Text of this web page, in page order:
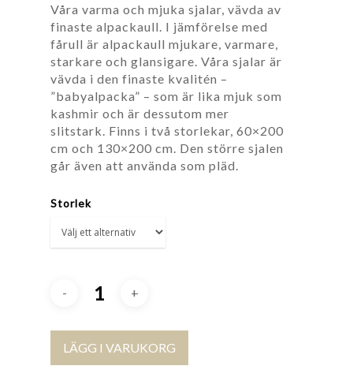
Våra varma och mjuka sjalar, vävda av
finaste alpackaull. I jämförelse med
fårull är alpackaull mjukare, varmare,
starkare och glansigare. Våra sjalar är
vävda i den finaste kvalitén –
”babyalpacka” – som är lika mjuk som
kashmir och är dessutom mer
slitstark. Finns i två storlekar, 60×200
cm och 130×200 cm. Den större sjalen
går även att använda som pläd.
Storlek
LÄGG I VARUKORG